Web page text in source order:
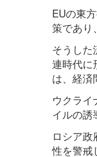
EUの東
策であり
そうした
連時代に
は、経済
ウクラ
イルの誘
ロシア
性を警戒